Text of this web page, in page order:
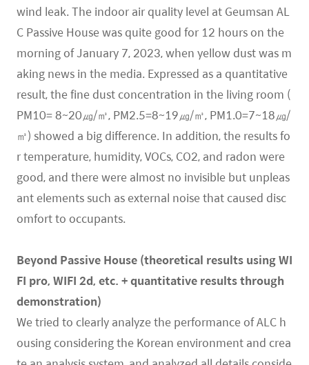
wind leak. The indoor air quality level at Geumsan AL
C Passive House was quite good for 12 hours on the
morning of January 7, 2023, when yellow dust was m
aking news in the media. Expressed as a quantitative
result, the fine dust concentration in the living room (
PM10= 8~20㎍/㎥, PM2.5=8~19㎍/㎥, PM1.0=7~18㎍/
㎥) showed a big difference. In addition, the results fo
r temperature, humidity, VOCs, CO2, and radon were
good, and there were almost no invisible but unpleas
ant elements such as external noise that caused disc
omfort to occupants.
Beyond Passive House (theoretical results using WI
FI pro, WIFI 2d, etc. + quantitative results through
demonstration)
We tried to clearly analyze the performance of ALC h
ousing considering the Korean environment and crea